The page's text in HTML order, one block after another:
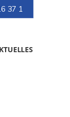
37 1